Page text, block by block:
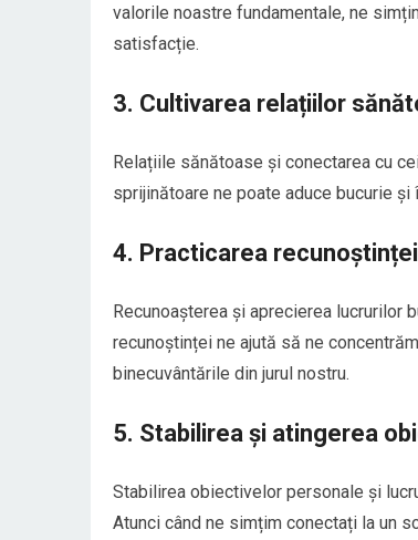
valorile noastre fundamentale, ne
satisfacție.
3. Cultivarea relațiilor
Relațiile sănătoase și conectarea cu
sprijinătoare ne poate aduce bucurie
4. Practicarea recunoștinței
Recunoașterea și aprecierea lucrurilor
recunoștinței ne ajută să ne
binecuvântările din jurul nostru.
5. Stabilirea și atingerea
Stabilirea obiectivelor personale și
Atunci când ne simțim conectați la un